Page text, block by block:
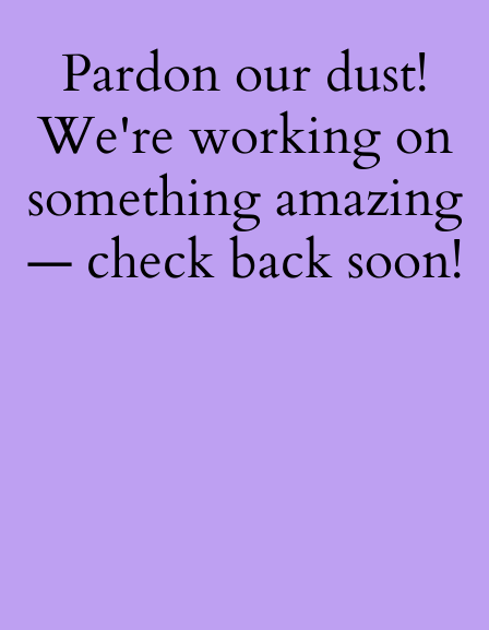
Pardon our dust!
We're working on
something amazing
— check back soon!